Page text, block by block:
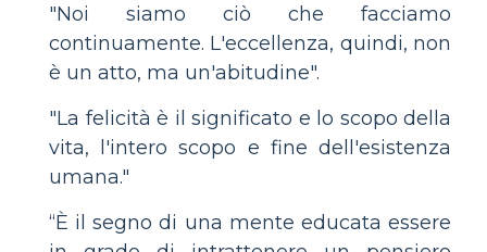
"Noi siamo ciò che facciamo
continuamente. L'eccellenza, quindi, non
è un atto, ma un'abitudine".
"La felicità è il significato e lo scopo della
vita, l'intero scopo e fine dell'esistenza
umana."
“È il segno di una mente educata essere